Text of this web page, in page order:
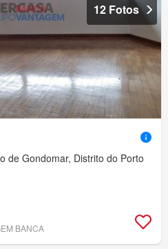
12 Fotos
de Gondomar, Distrito do Porto
BANCA